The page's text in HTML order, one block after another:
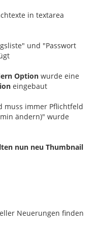
in textarea
und "Passwort
Option wurde eine
eingebaut
muss immer Pflichtfeld
ändern)" wurde
nun neu Thumbnail
Neuerungen finden